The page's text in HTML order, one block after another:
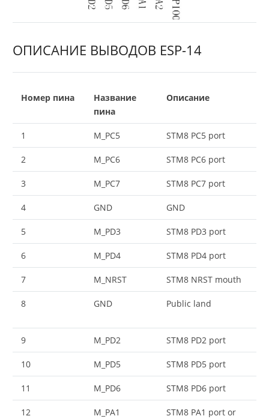
ОПИСАНИЕ ВЫВОДОВ ESP-14
Номер пина
Название
пина
Описание
1 M_PC5 STM8 PC5 port
2 M_PC6 STM8 PC6 port
3 M_PC7 STM8 PC7 port
4 GND GND
5 M_PD3 STM8 PD3 port
6 M_PD4 STM8 PD4 port
7 M_NRST STM8 NRST mouth
8 GND Public land
9 M_PD2 STM8 PD2 port
10 M_PD5 STM8 PD5 port
11 M_PD6 STM8 PD6 port
12 M_PA1
STM8 PA1 port or